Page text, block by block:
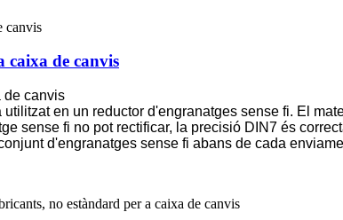
caixa de canvis
de canvis
en un reductor d'engranatges sense fi. El
sense fi no pot rectificar, la precisió DIN7 és
d'engranatges sense fi abans de cada